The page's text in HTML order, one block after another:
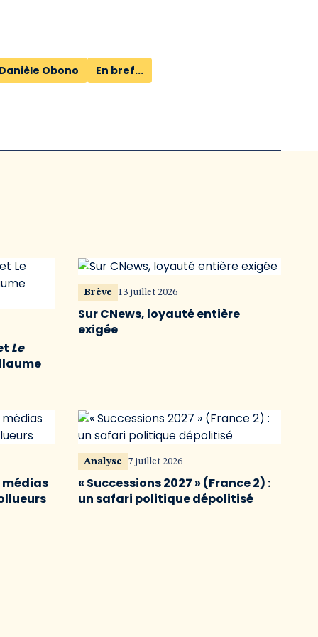
Danièle Obono
En bref...
Le
Brève 13 juillet 2026
Sur CNews, loyauté entière
exigée
médias
Analyse 7 juillet 2026
« Successions 2027 » (France 2) :
un safari politique dépolitisé